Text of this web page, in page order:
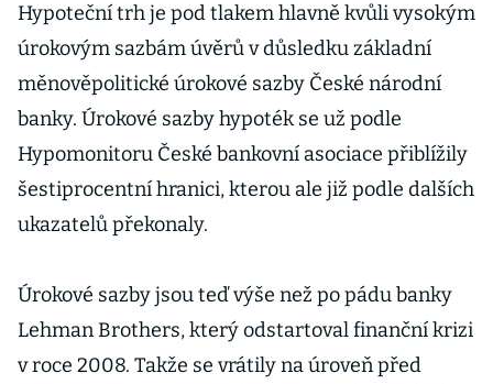
Hypoteční trh je pod tlakem hlavně kvůli vysokým
úrokovým sazbám úvěrů v důsledku základní
měnověpolitické úrokové sazby České národní
banky. Úrokové sazby hypoték se už podle
Hypomonitoru České bankovní asociace přiblížily
šestiprocentní hranici, kterou ale již podle dalších
ukazatelů překonaly.
Úrokové sazby jsou teď výše než po pádu banky
Lehman Brothers, který odstartoval finanční krizi
v roce 2008. Takže se vrátily na úroveň před